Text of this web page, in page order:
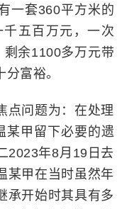
一套360平方米的
五百万元，一次
余1100多万元带
富裕。
点问题为：在处理
某甲留下必要的遗
2023年8月19日去
某甲在当时虽然年
承开始时其具有多